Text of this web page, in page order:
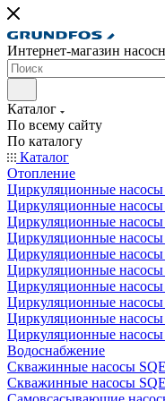
Интернет-магазин
Каталог
По всему сайту
По каталогу
Каталог
Отопление
Циркуляционные насосы
Циркуляционные
Циркуляционные
Циркуляционные
Циркуляционные
Циркуляционные насосы
Циркуляционные
Циркуляционные насосы
Циркуляционные
Циркуляционные
Водоснабжение
Скважинные насосы SQE
Скважинные насосы